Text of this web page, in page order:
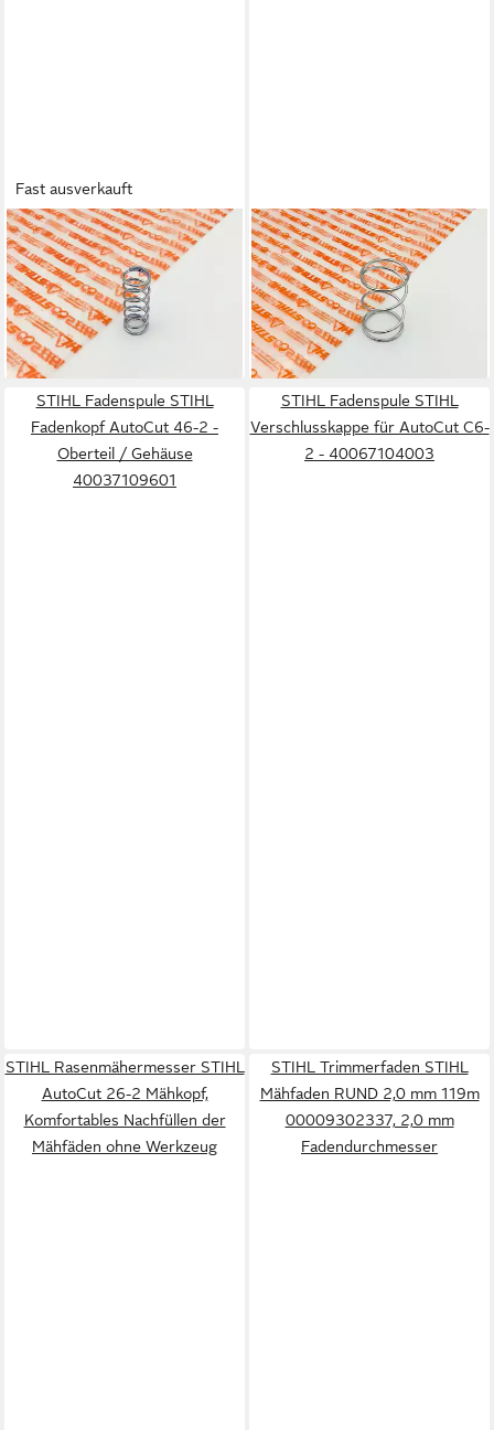
Fast ausverkauft
STIHL
Fadenspule STIHL Fadenkopf
AutoCut 25-2, C25-2, 27-2 -
Druckfeder 00009971501
3,50 €
lieferbar - in 6-7 Werktagen bei dir
STIHL
Fadenspule STIHL Fadenkopf
AutoCut C6-2 - Druckfeder
40069973100
2,30 €
lieferbar - in 6-7 Werktagen bei dir
STIHL Fadenspule STIHL
Fadenkopf AutoCut 46-2 -
Oberteil / Gehäuse
40037109601
STIHL Fadenspule STIHL
Verschlusskappe für AutoCut C6-
2 - 40067104003
STIHL Rasenmähermesser STIHL
AutoCut 26-2 Mähkopf,
Komfortables Nachfüllen der
Mähfäden ohne Werkzeug
STIHL Trimmerfaden STIHL
Mähfaden RUND 2,0 mm 119m
00009302337, 2,0 mm
Fadendurchmesser